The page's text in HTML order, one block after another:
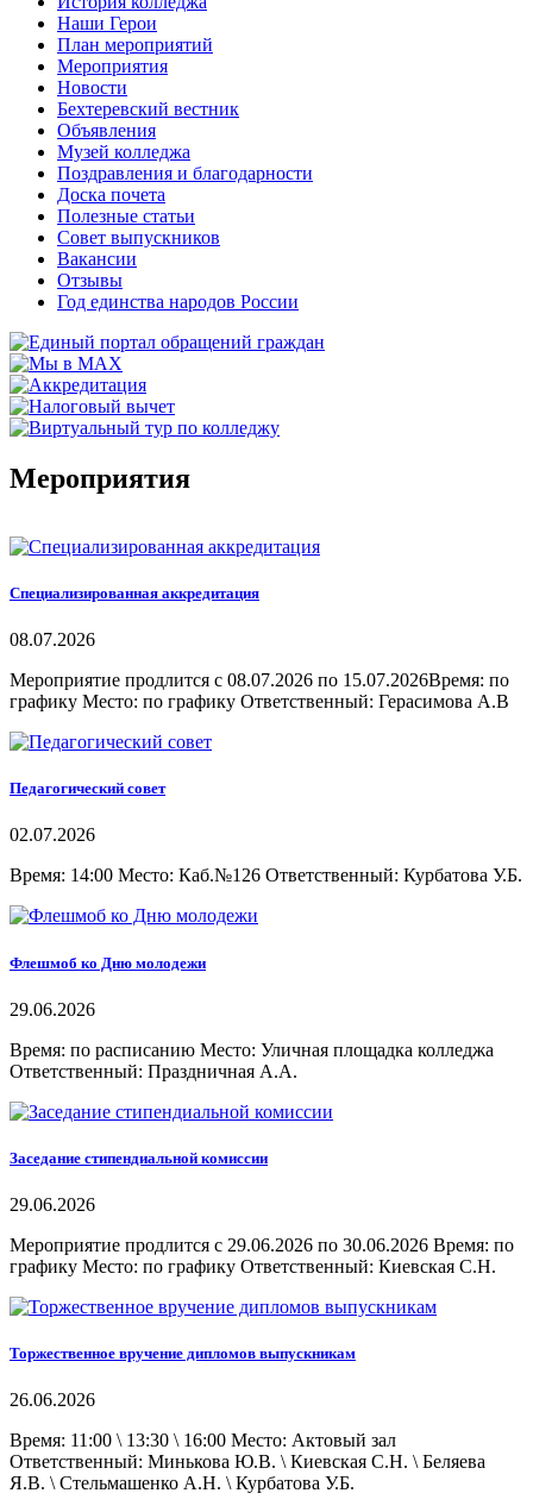
Наши Герои
План мероприятий
Мероприятия
Новости
Бехтеревский вестник
Объявления
Музей колледжа
Поздравления и благодарности
Доска почета
Полезные статьи
Совет выпускников
Вакансии
Отзывы
Год единства народов России
Мероприятия
Специализированная аккредитация
08.07.2026
Мероприятие продлится с 08.07.2026 по 15.07.2026Время: по
графику Место: по графику Ответственный: Герасимова А.В
Педагогический совет
02.07.2026
Время: 14:00 Место: Каб.№126 Ответственный: Курбатова У.Б.
Флешмоб ко Дню молодежи
29.06.2026
Время: по расписанию Место: Уличная площадка колледжа
Ответственный: Праздничная А.А.
Заседание стипендиальной комиссии
29.06.2026
Мероприятие продлится с 29.06.2026 по 30.06.2026 Время: по
графику Место: по графику Ответственный: Киевская С.Н.
Торжественное вручение дипломов выпускникам
26.06.2026
Время: 11:00 \ 13:30 \ 16:00 Место: Актовый зал
Ответственный: Минькова Ю.В. \ Киевская С.Н. \ Беляева
Я.В. \ Стельмашенко А.Н. \ Курбатова У.Б.